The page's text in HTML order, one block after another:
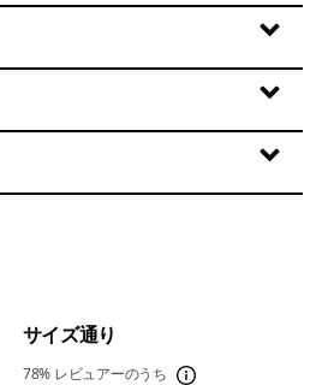
サイズ通り
78% レビュアーのうち